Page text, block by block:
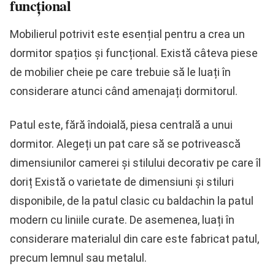
funcțional
Mobilierul potrivit este esențial pentru a crea un
dormitor spațios și funcțional. Există câteva piese
de mobilier cheie pe care trebuie să le luați în
considerare atunci când amenajați dormitorul.
Patul este, fără îndoială, piesa centrală a unui
dormitor. Alegeți un pat care să se potrivească
dimensiunilor camerei și stilului decorativ pe care îl
doriț Există o varietate de dimensiuni și stiluri
disponibile, de la patul clasic cu baldachin la patul
modern cu liniile curate. De asemenea, luați în
considerare materialul din care este fabricat patul,
precum lemnul sau metalul.